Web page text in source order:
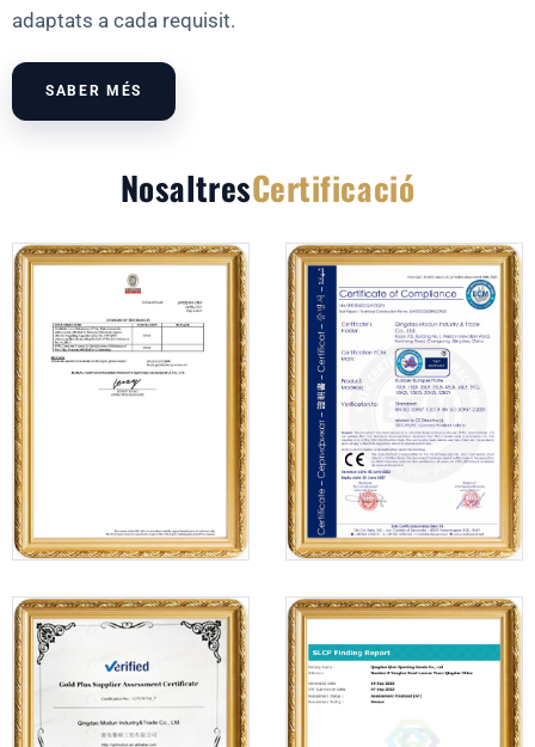
adaptats a cada requisit.
SABER MÉS
NosaltresCertificació